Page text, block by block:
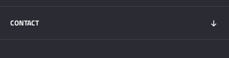
My DGP
Plattegrond
Circuit Zandvoort
CONTACT